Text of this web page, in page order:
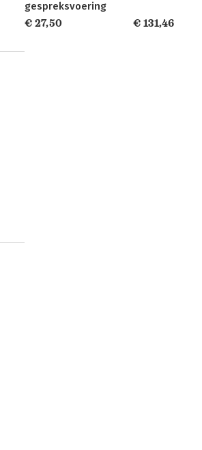
gespreksvoering
€ 27,50
€ 131,46